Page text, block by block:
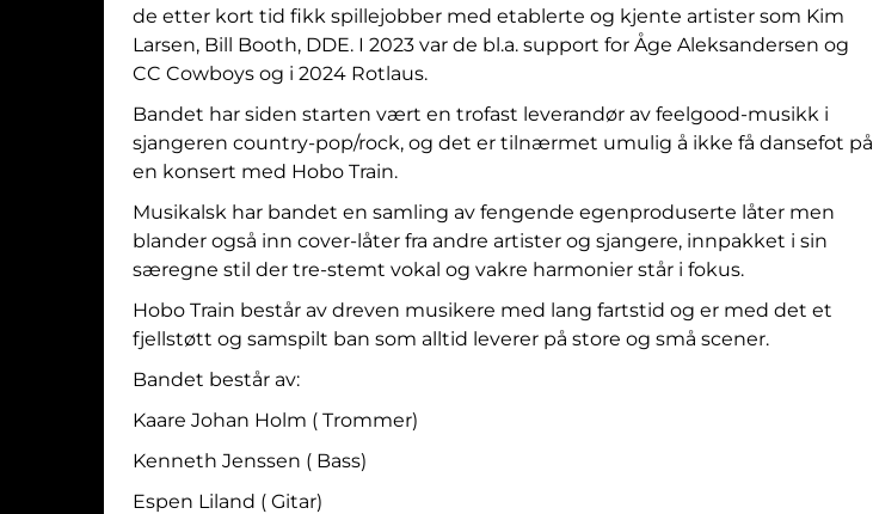
de etter kort tid fikk spillejobber med etablerte og kjente artister som Kim
Larsen, Bill Booth, DDE. I 2023 var de bl.a. support for Åge Aleksandersen og
CC Cowboys og i 2024 Rotlaus.
Bandet har siden starten vært en trofast leverandør av feelgood-musikk i
sjangeren country-pop/rock, og det er tilnærmet umulig å ikke få dansefot på
en konsert med Hobo Train.
Musikalsk har bandet en samling av fengende egenproduserte låter men
blander også inn cover-låter fra andre artister og sjangere, innpakket i sin
særegne stil der tre-stemt vokal og vakre harmonier står i fokus.
Hobo Train består av dreven musikere med lang fartstid og er med det et
fjellstøtt og samspilt ban som alltid leverer på store og små scener.
Bandet består av:
Kaare Johan Holm ( Trommer)
Kenneth Jenssen ( Bass)
Espen Liland ( Gitar)